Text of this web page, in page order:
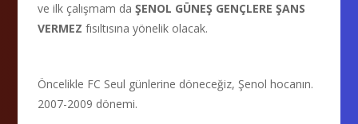
ve ilk çalışmam daŞENOL GÜNEŞ GENÇLERE ŞANS
VERMEZfısıltısına yönelik olacak.
Öncelikle FC Seul günlerine döneceğiz, Şenol hocanın.
2007-2009 dönemi.